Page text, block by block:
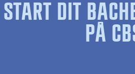
START DIT
PÅ